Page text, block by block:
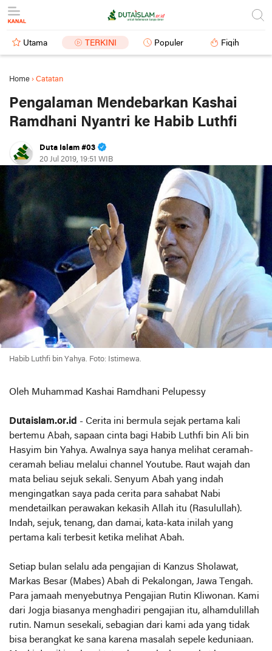
Utama TERKINI Populer Fiqih
Home › Catatan
Pengalaman Mendebarkan Kashai
Ramdhani Nyantri ke Habib Luthfi
Duta Islam #03
20 Jul 2019, 19:51 WIB
Habib Luthfi bin Yahya. Foto: Istimewa.
Oleh Muhammad Kashai Ramdhani Pelupessy
Dutaislam.or.id - Cerita ini bermula sejak pertama kali
bertemu Abah, sapaan cinta bagi Habib Luthfi bin Ali bin
Hasyim bin Yahya. Awalnya saya hanya melihat ceramah-
ceramah beliau melalui channel Youtube. Raut wajah dan
mata beliau sejuk sekali. Senyum Abah yang indah
mengingatkan saya pada cerita para sahabat Nabi
mendetailkan perawakan kekasih Allah itu (Rasulullah).
Indah, sejuk, tenang, dan damai, kata-kata inilah yang
pertama kali terbesit ketika melihat Abah.
Setiap bulan selalu ada pengajian di Kanzus Sholawat,
Markas Besar (Mabes) Abah di Pekalongan, Jawa Tengah.
Para jamaah menyebutnya Pengajian Rutin Kliwonan. Kami
dari Jogja biasanya menghadiri pengajian itu, alhamdulillah
rutin. Namun sesekali, sebagian dari kami ada yang tidak
bisa berangkat ke sana karena masalah sepele keduniaan.